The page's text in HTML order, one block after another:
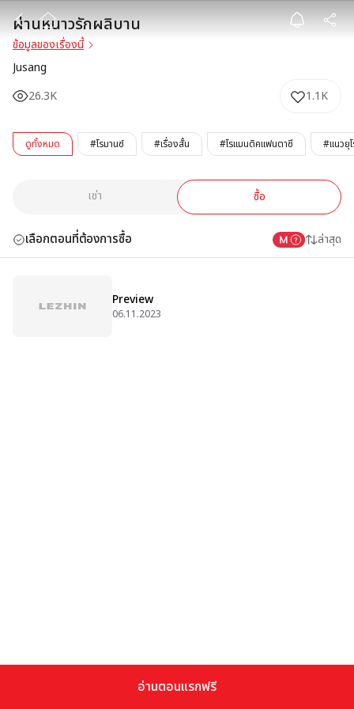
ผ่านหนาวรักผลิ
ผ่านหนาวรักผลิบาน
ข้อมูลของเรื่องนี้
Jusang
26.3K
1.1K
ดูทั้งหมด #โรมานซ์ #เรื่องสั้น #โรแมนติคแฟนตาซี #แนวยุ
เช่า ซื้อ
เลือกตอนที่ต้องการซื้อ ล่าสุด
Preview
06.11.2023
อ่านตอนแรกฟรี